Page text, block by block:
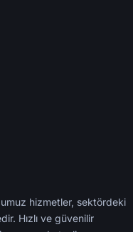
hizmetler, sektördeki
Hızlı ve güvenilir